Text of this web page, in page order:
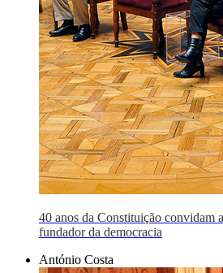
40 anos da Constituição convidam
fundador da democracia
António Costa